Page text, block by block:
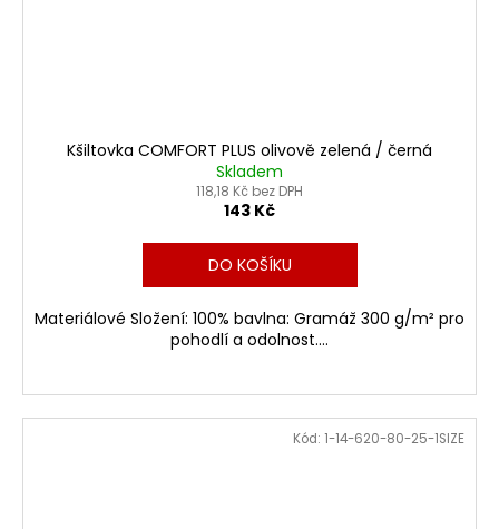
Kšiltovka COMFORT PLUS olivově zelená / černá
Skladem
118,18 Kč bez DPH
143 Kč
DO KOŠÍKU
Materiálové Složení: 100% bavlna: Gramáž 300 g/m² pro
pohodlí a odolnost....
Kód: 1-14-620-80-25-1SIZE